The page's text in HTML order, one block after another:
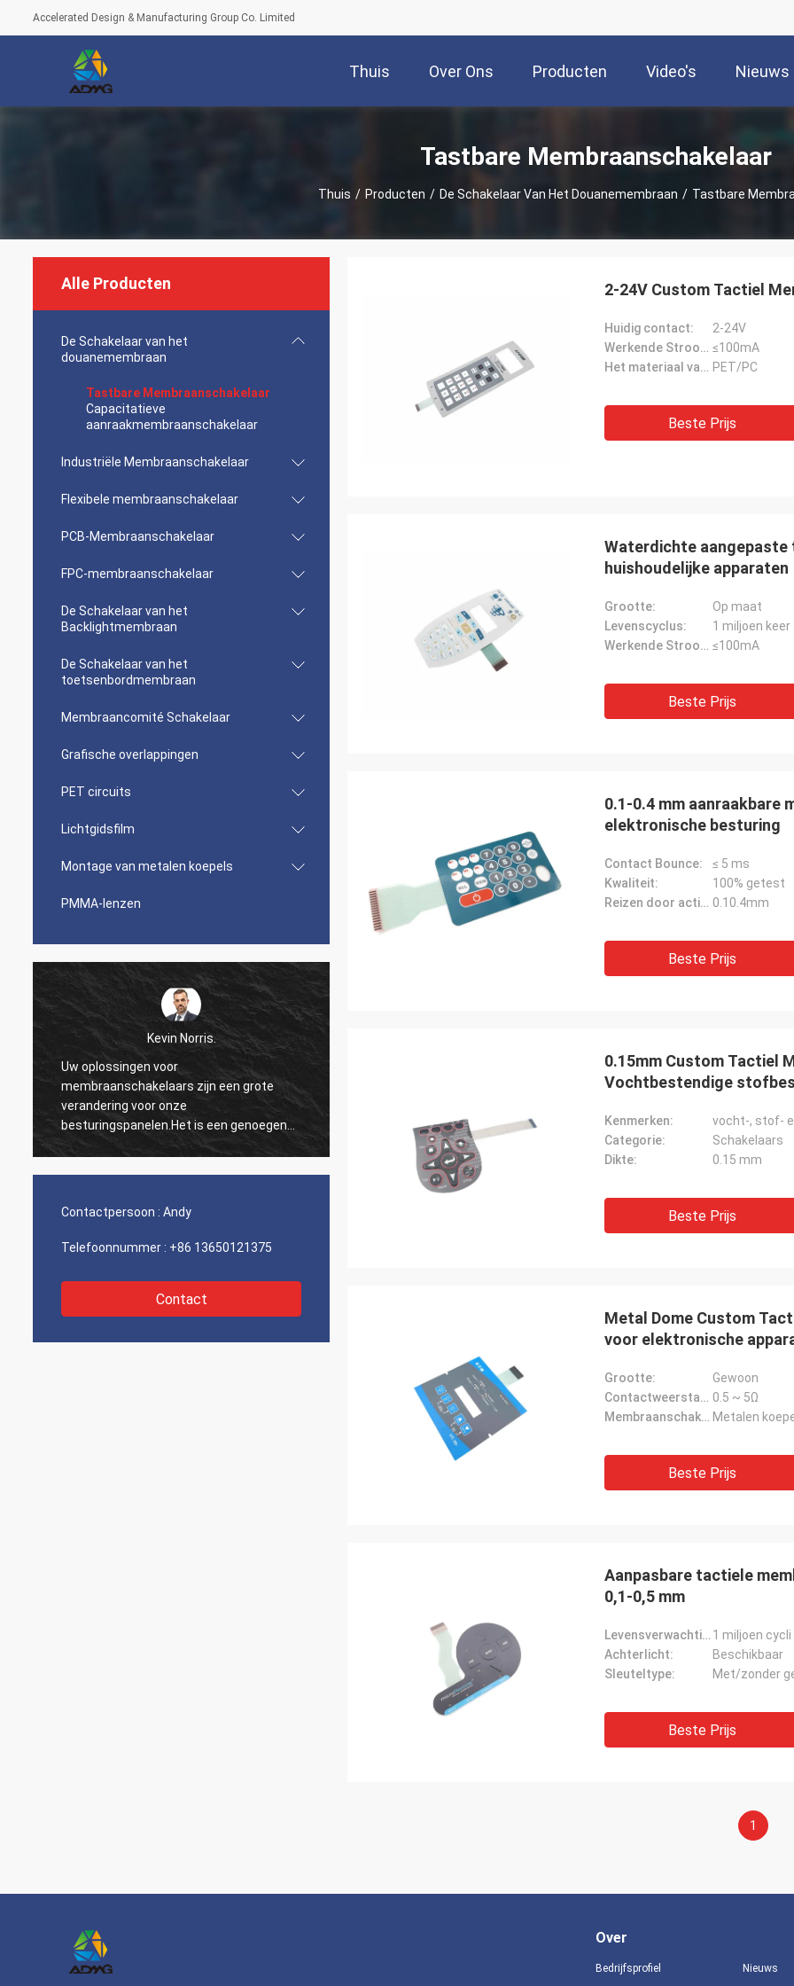
Accelerated Design & Manufacturing Group Co. Limited
Thuis Over Ons Producten Video's Nieuws
Tastbare Membraanschakelaar
Thuis / Producten / De Schakelaar Van Het Douanemembraan / Tastbare
Alle Producten
De Schakelaar van het
douanemembraan
Tastbare Membraanschakelaar
Capacitatieve
aanraakmembraanschakelaar
Industriële Membraanschakelaar
Flexibele membraanschakelaar
PCB-Membraanschakelaar
FPC-membraanschakelaar
De Schakelaar van het
Backlightmembraan
De Schakelaar van het
toetsenbordmembraan
Membraancomité Schakelaar
Grafische overlappingen
PET circuits
Lichtgidsfilm
Montage van metalen koepels
PMMA-lenzen
Kevin Norris.
Uw oplossingen voor
membraanschakelaars zijn een grote
verandering voor onze
besturingspanelen.Het is een genoegen
om met een bedrijf te werken dat onze
kijken ernaar uit om onze samenwerking
voort te zetten.
We waren onder de
afhandeling en de
helpt onze kwaliteit te
Contactpersoon : Andy
Telefoonnummer : +86 13650121375
Contact
2-24V Custom Tactiel
Huidig contact:
2-24V
Werkende Stroom: ≤100mA
Het materiaal van de toetsenbordknoop: PET/PC
Beste Prijs
Waterdichte aangepaste
huishoudelijke apparaten
Grootte:
Op maat
Levenscyclus:
1 miljoen keer
Werkende Stroom: ≤100mA
Beste Prijs
0.1-0.4 mm aanraakbare
elektronische besturing
Contact Bounce:
≤ 5 ms
Kwaliteit:
100% getest
Reizen door activering: 0.10.4mm
Beste Prijs
0.15mm Custom Tactiel
Vochtbestendige
Kenmerken:
vocht-, stof-
Categorie:
Schakelaars
Dikte:
0.15 mm
Beste Prijs
Metal Dome Custom
voor elektronische
Grootte:
Gewoon
Contactweerstand: 0.5 ~ 5Ω
Membraanschakelaar: Metalen
Beste Prijs
Aanpasbare tactiele
0,1-0,5 mm
Levensverwachting: 1 miljoen cycli
Achterlicht:
Beschikbaar
Sleuteltype:
Met/zonder
Beste Prijs
1
Over
Bedrijfsprofiel
Nieuws